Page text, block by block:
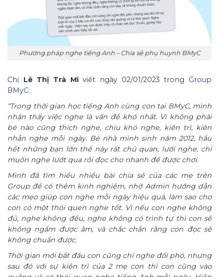
Phương pháp nghe tiếng Anh – Chia sẻ phụ huynh BMyC
Chị Lê Thị Trà Miviết ngày 02/01/2023 trong Group
BMyC:
“Trong thời gian học tiếng Anh cùng con tại BMyC, mình
nhận thấy việc nghe là vấn đề khó nhất. Vì không phải
bé nào cũng thích nghe, chịu khó nghe, kiên trì, kiên
nhẫn nghe mỗi ngày. Bé nhà mình sinh năm 2012, hầu
hết những bạn lớn thế này rất chủ quan, lười nghe, chỉ
muốn nghe lướt qua rồi đọc cho nhanh để được chơi.
Mình đã tìm hiểu nhiều bài chia sẻ của các mẹ trên
Group để có thêm kinh nghiệm, nhờ Admin hướng dẫn
các mẹo giúp con nghe mỗi ngày hiệu quả, làm sao cho
con có một thói quen nghe tốt. Vì nếu con nghe không
đủ, nghe không đều, nghe không có trình tự thì con sẽ
không ngấm được âm, và chắc chắn rằng con đọc sẽ
không chuẩn được.
Thời gian mới bắt đầu con cũng chỉ nghe đối phó, nhưng
sau đó với sự kiên trì của 2 mẹ con thì con cũng vào